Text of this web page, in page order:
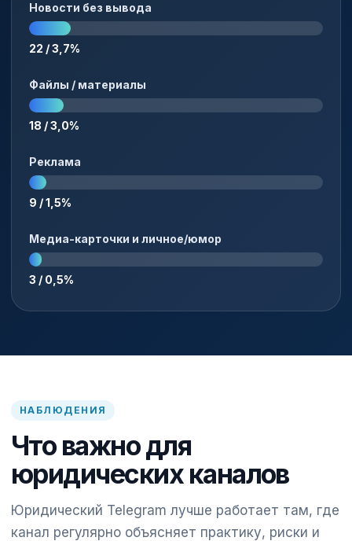
Новости без вывода
22 / 3,7%
Файлы / материалы
18 / 3,0%
Реклама
9 / 1,5%
Медиа-карточки и личное/юмор
3 / 0,5%
НАБЛЮДЕНИЯ
Что важно для
юридических каналов
Юридический Telegram лучше работает там, где
канал регулярно объясняет практику, риски и